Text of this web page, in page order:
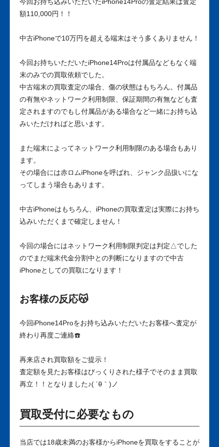
今回お持ち込みいただいたiPhone14Proの査定結果は査定
額110,000円！！
中古iPhoneで10万円を超える端末はそう多くありません！
今回お持ちいただいたiPhone14Proは付属品などもなく端
末のみでの買取依頼でした。
中古端末の買取査定の場合、傷の状態はもちろん。付属品
の有無やネットワーク利用制限、保証期間の有無なども査
定されますのでもし付属品がある場合など一緒にお持ち込
みいただければと思います。
また端末によってネットワーク利用制限のある場合もあり
ます。
その場合には赤ロムiPhoneを呼ばれ、ジャンク品扱いにな
ってしまう場合もあります。
中古iPhoneはもちろん、iPhoneの買取査定は実際にお持ち
込みいただくまで確定しません！
今回の場合にはネットワーク利用制限判定は判定△でした
のでまだ端末代金分割中との判断になりますので中古
iPhoneとしての買取になります！
お客様の反応😽
今回iPhone14Proをお持ち込みいただいたお客様へ査定が
終わり再度ご連絡☎️
再来店され買取額をご提示！
査定額を見たお客様はびっくりされた様子でそのまま買取
再立！！となりました♪( ´θ｀)ノ
買取受付に必要なもの
当店では18歳未満のお客様からiPhoneを買取をすることが